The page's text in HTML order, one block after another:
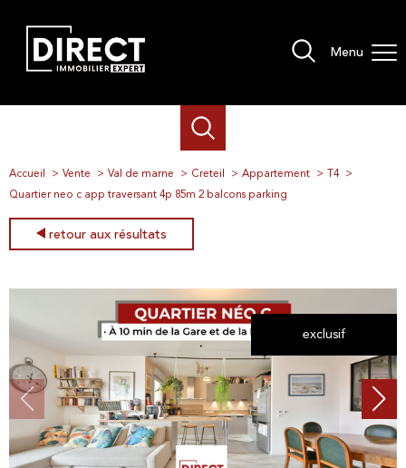
Menu
Accueil Vente Val de marne Creteil Appartement
T4
Quartier neo c app traversant 4p 85m 2 balcons parking
retour aux résultats
exclusif